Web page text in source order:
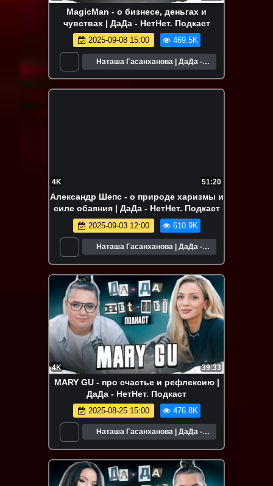
MagicMan - о бизнесе, деньгах и
чувствах | ДаДа - НетНет. Подкаст
2025-09-08 15:00 469.5K
Наташа Гасанханова | ДаДа -
4K 51:20
Александр Шепс - о природе харизмы и
силе обаяния | ДаДа - НетНет. Подкаст
2025-09-03 12:00 610.9K
Наташа Гасанханова | ДаДа -
4K 39:33
MARY GU - про счастье и рефлексию |
ДаДа - НетНет. Подкаст
2025-08-25 15:00 476.8K
Наташа Гасанханова | ДаДа -